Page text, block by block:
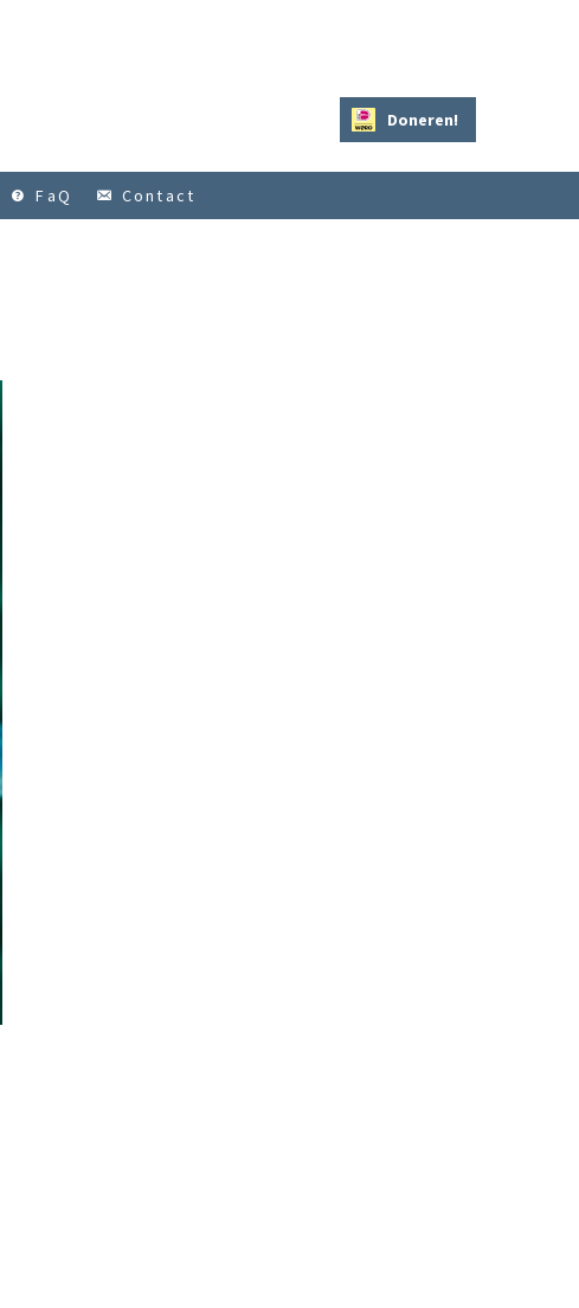
Doneren!
FaQ Contact